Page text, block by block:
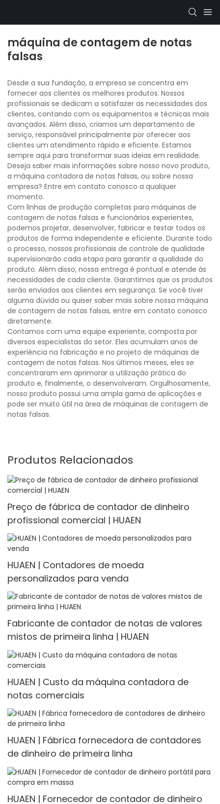
máquina de contagem de notas
falsas
Desde a sua fundação, a empresa se concentra em
fornecer aos clientes os melhores produtos. Nossos
profissionais se dedicam a satisfazer as necessidades dos
clientes, contando com os equipamentos e técnicas mais
avançados. Além disso, criamos um departamento de
serviço, responsável principalmente por oferecer aos
clientes um atendimento rápido e eficiente. Estamos
sempre aqui para transformar suas ideias em realidade.
Deseja saber mais informações sobre nosso novo produto,
a máquina contadora de notas falsas, ou sobre nossa
empresa? Entre em contato conosco a qualquer
momento.
Com linhas de produção completas para máquinas de
contagem de notas falsas e funcionários experientes,
podemos projetar, desenvolver, fabricar e testar todos os
produtos de forma independente e eficiente. Durante todo
o processo, nossos profissionais de controle de qualidade
supervisionarão cada etapa para garantir a qualidade do
produto. Além disso, nossa entrega é pontual e atende às
necessidades de cada cliente. Garantimos que os produtos
serão enviados aos clientes em segurança. Se você tiver
alguma dúvida ou quiser saber mais sobre nossa máquina
de contagem de notas falsas, entre em contato conosco
diretamente.
Contamos com uma equipe experiente, composta por
diversos especialistas do setor. Eles acumulam anos de
experiência na fabricação e no projeto de máquinas de
contagem de notas falsas. Nos últimos meses, eles se
concentraram em aprimorar a utilização prática do
produto e, finalmente, o desenvolveram. Orgulhosamente,
nosso produto possui uma ampla gama de aplicações e
pode ser muito útil na área de máquinas de contagem de
notas falsas.
Produtos Relacionados
Preço de fábrica de contador de dinheiro
profissional comercial | HUAEN
HUAEN | Contadores de moeda
personalizados para venda
Fabricante de contador de notas de valores
mistos de primeira linha | HUAEN
HUAEN | Custo da máquina contadora de
notas comerciais
HUAEN | Fábrica fornecedora de contadores
de dinheiro de primeira linha
HUAEN | Fornecedor de contador de dinheiro